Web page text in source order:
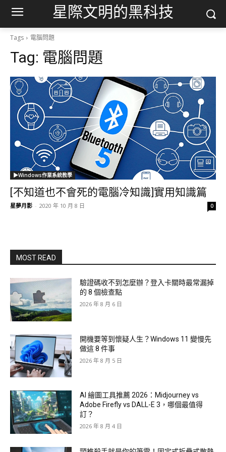
星際文明的黑科技
Tags 電腦問題
Tag: 電腦問題
▶Windows作業系統教學
[不知道也不會死的電腦冷知識]實用知識篇
星夢月影 - 2020 年 10 月 8 日 0
MOST READ
驗證碼收不到怎麼辦？登入卡關時最常漏掉
的 8 個檢查點
2026 年 8 月 6 日
開機要等到懷疑人生？Windows 11 變慢先
做這 8 件事
2026 年 8 月 5 日
AI 繪圖工具推薦 2026：Midjourney vs
Adobe Firefly vs DALL-E 3，哪個最值得
訂？
2026 年 8 月 4 日